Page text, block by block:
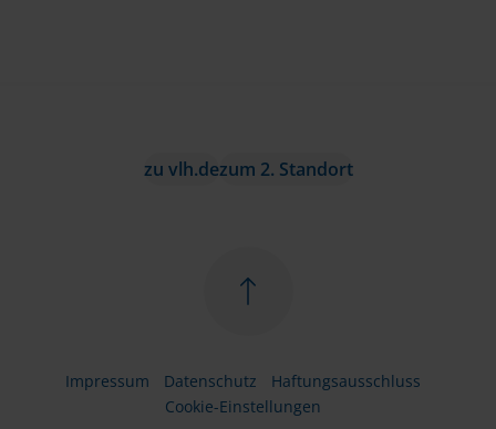
zu vlh.dezum 2. Standort
Impressum Datenschutz
Haftungsausschluss
Cookie-Einstellungen